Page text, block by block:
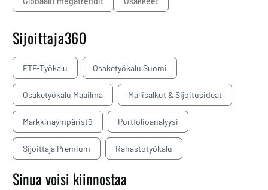
Sijoittaja360
ETF-Työkalu Osaketyökalu Suomi
Osaketyökalu Maailma Mallisalkut & Sijoitusideat
Markkinaympäristö Portfolioanalyysi
Sijoittaja Premium Rahastotyökalu
Sinua voisi kiinnostaa